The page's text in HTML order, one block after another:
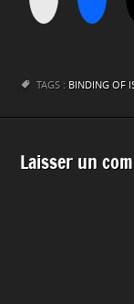
TAGS : BINDING OF
Laisser un